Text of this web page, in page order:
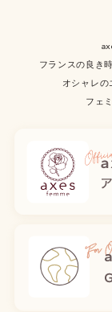
フランスの良き
オシャレの
フェ